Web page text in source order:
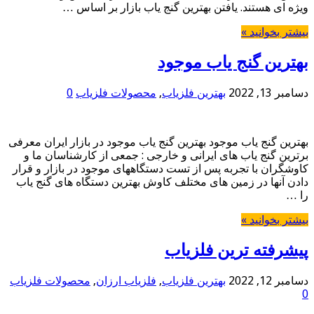
ویژه ای هستند. یافتن بهترین گنج یاب بازار بر اساس …
بیشتر بخوانید »
بهترین گنج یاب موجود
دسامبر 13, 2022 بهترین فلزیاب, محصولات فلزیاب 0
بهترین گنج یاب موجود بهترین گنج یاب موجود در بازار ایران معرفی
برترین گنج یاب های ایرانی و خارجی : جمعی از کارشناسان ما و
کاوشگران با تجربه پس از تست دستگاههای موجود در بازار و قرار
دادن آنها در زمین های مختلف کاوش بهترین دستگاه های گنج یاب
را …
بیشتر بخوانید »
پیشرفته ترین فلزیاب
دسامبر 12, 2022 بهترین فلزیاب, فلزیاب ارزان, محصولات فلزیاب
0